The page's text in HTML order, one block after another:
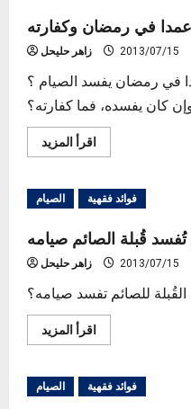
نهار
رمضان
في رمضان وكفارته
زاهر حليحل 2013/07/15
في رمضان يفسد الصيام ؟
كان يفسده، فما كفارته؟
اقرأ المزيدRead
more
إخراج
المني
في
رمضان
وكفارته
الصيام فوائد فقهية
قُبلة الصائم صيامه
زاهر حليحل 2013/07/15
للصائم تفسد صيامه؟
اقرأ المزيدRead
more
تُفسد
قُبلة
الصيام فوائد فقهية